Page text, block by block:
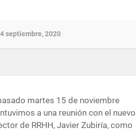
4 septiembre, 2020
martes 15 de noviembre
a una reunión con el nuevo
de RRHH, Javier Zubiría, como